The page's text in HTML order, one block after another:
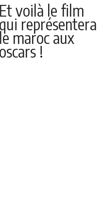
Et voilà le film
qui représentera
le maroc aux
oscars !